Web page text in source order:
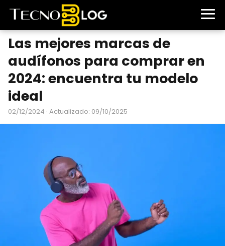
Las mejores marcas de
audífonos para comprar en
2024: encuentra tu modelo
ideal
02/12/2024 · Actualizado: 09/10/2025